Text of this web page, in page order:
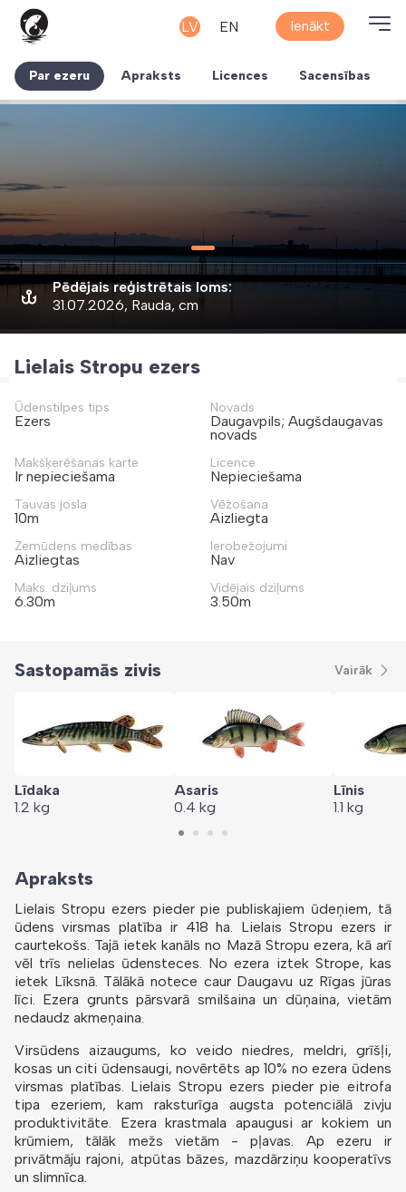
LV EN Ienākt
Par ezeru Apraksts Licences Sacensības
Pēdējais reģistrētais loms:
31.07.2026, Rauda, cm
Lielais Stropu ezers
Ūdenstilpes tips
Ezers
Novads
Daugavpils; Augšdaugavas
novads
Makšķerēšanas karte
Ir nepieciešama
Licence
Nepieciešama
Tauvas josla
10m
Vēžošana
Aizliegta
Zemūdens medības
Aizliegtas
Ierobežojumi
Nav
Maks. dziļums
6.30m
Vidējais dziļums
3.50m
Sastopamās zivis Vairāk
Līdaka
1.2 kg
Asaris
0.4 kg
Līnis
1.1 kg
Apraksts
Lielais Stropu ezers pieder pie publiskajiem ūdeņiem, tā
ūdens virsmas platība ir 418 ha. Lielais Stropu ezers ir
caurtekošs. Tajā ietek kanāls no Mazā Stropu ezera, kā arī
vēl trīs nelielas ūdensteces. No ezera iztek Strope, kas
ietek Līksnā. Tālākā notece caur Daugavu uz Rīgas jūras
līci. Ezera grunts pārsvarā smilšaina un dūņaina, vietām
nedaudz akmeņaina.
Virsūdens aizaugums, ko veido niedres, meldri, grīšļi,
kosas un citi ūdensaugi, novērtēts ap 10% no ezera ūdens
virsmas platības. Lielais Stropu ezers pieder pie eitrofa
tipa ezeriem, kam raksturīga augsta potenciālā zivju
produktivitāte. Ezera krastmala apaugusi ar kokiem un
krūmiem, tālāk mežs vietām - pļavas. Ap ezeru ir
privātmāju rajoni, atpūtas bāzes, mazdārziņu kooperatīvs
un slimnīca.